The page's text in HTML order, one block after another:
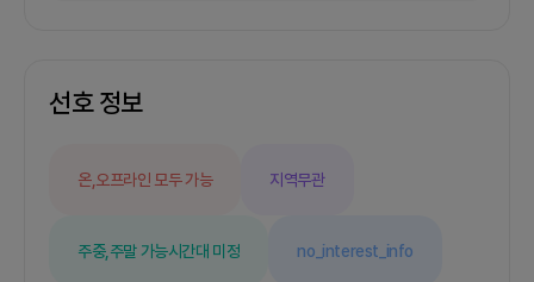
선호 정보
온,오프라인 모두 가능 지역무관
주중,주말 가능시간대 미정 no_interest_info